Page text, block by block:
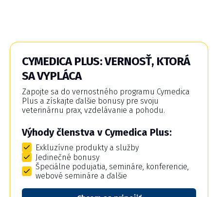
CYMEDICA PLUS: VERNOSŤ, KTORÁ
SA VYPLÁCA
Zapojte sa do vernostného programu Cymedica
Plus a získajte ďalšie bonusy pre svoju
veterinárnu prax, vzdelávanie a pohodu.
Výhody členstva v Cymedica Plus:
Exkluzívne produkty a služby
Jedinečné bonusy
Špeciálne podujatia, semináre, konferencie,
webové semináre a ďalšie